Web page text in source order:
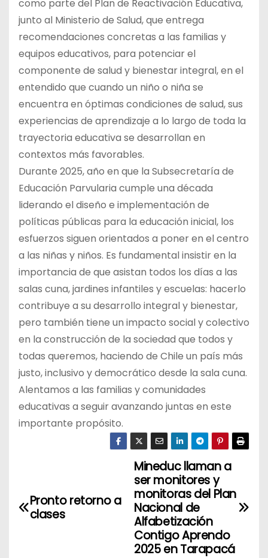
como parte del Plan de Reactivación Educativa,
junto al Ministerio de Salud, que entrega
recomendaciones concretas a las familias y
equipos educativos, para potenciar el
componente de salud y bienestar integral, en el
entendido que cuando un niño o niña se
encuentra en óptimas condiciones de salud, sus
experiencias de aprendizaje a lo largo de toda la
trayectoria educativa se desarrollan en
contextos más favorables.
Durante 2025, año en que la Subsecretaría de
Educación Parvularia cumple una década
liderando el diseño e implementación de
políticas públicas para la educación inicial, los
esfuerzos siguen orientados a poner en el centro
a las niñas y niños. Es fundamental insistir en la
importancia de que asistan todos los días a las
salas cuna, jardines infantiles y escuelas: hacerlo
contribuye a su desarrollo integral y bienestar,
pero también tiene un impacto social y colectivo
en la construcción de la sociedad que todos y
todas queremos, haciendo de Chile un país más
justo, inclusivo y democrático desde la sala cuna.
Alentamos a las familias y comunidades
educativas a seguir avanzando juntas en este
importante propósito.
a
Mineduc llaman a
ser monitores y
monitoras del Plan
Nacional de
Alfabetización
Contigo Aprendo
2025 en Tarapacá
Pronto retorno a
clases